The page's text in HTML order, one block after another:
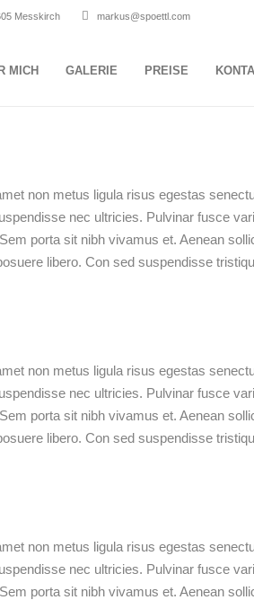
Messkirch markus@spoettl.com
MICH GALERIE PREISE
non metus ligula risus egestas
nec ultricies. Pulvinar fusce
porta sit nibh vivamus et. Aenean
libero. Con sed suspendisse
non metus ligula risus egestas
nec ultricies. Pulvinar fusce
porta sit nibh vivamus et. Aenean
libero. Con sed suspendisse
non metus ligula risus egestas
nec ultricies. Pulvinar fusce
porta sit nibh vivamus et. Aenean